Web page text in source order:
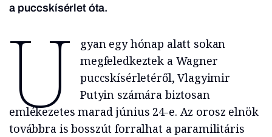
a puccskísérlet óta.
U
gyan egy hónap alatt sokan
megfeledkeztek a Wagner
puccskísérletéről, Vlagyimir
Putyin számára biztosan
emlékezetes marad június 24-e. Az orosz elnök
továbbra is bosszút forralhat a paramilitáris